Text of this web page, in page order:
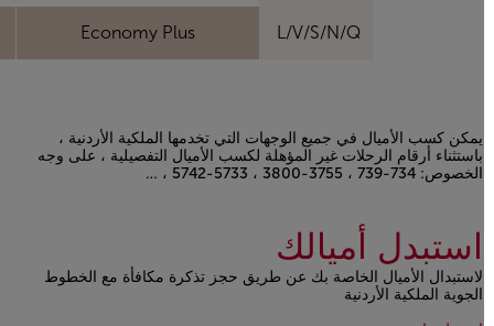
L/V/S/N/Q
Economy Plus
يمكن كسب الأميال في جميع الوجهات التي تخدمها الملكية الأردنية ،
باستثناء أرقام الرحلات غير المؤهلة لكسب الأميال التفصيلية ، على وجه
الخصوص: 734-739 ، 3755-3800 ، 5733-5742 ، …
استبدل أميالك
لاستبدال الأميال الخاصة بك عن طريق حجز تذكرة مكافأة مع الخطوط
الجوية الملكية الأردنية